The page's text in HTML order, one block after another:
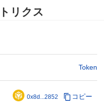
リクス
Token
0x8d...2852 コピー